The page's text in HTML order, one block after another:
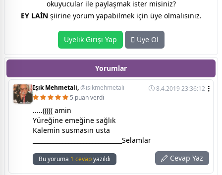
okuyucular ile paylaşmak ister misiniz?
EY LAİNşiirine yorum yapabilmek için üye olmalısınız.
Üyelik Girişi Yap Üye Ol
Yorumlar
Işık Mehmetali,@isikmehmetali
8.4.2019 23:36:12
5 puan verdi
.....((((( amin
Yüreğine emeğine sağlık
Kalemin susmasın usta
______________________________Selamlar
Bu yoruma 1 cevapyazıldı Cevap Yaz